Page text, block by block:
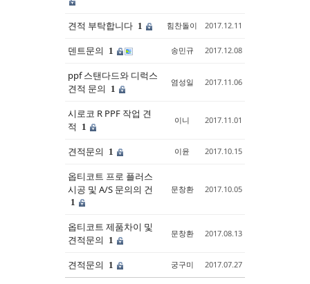
견적 부탁합니다 1 힘찬돌이 2017.12.11
덴트문의 1 송민규 2017.12.08
ppf 스탠다드와 디럭스
견적 문의
1
염성일 2017.11.06
시로코 R PPF 작업 견
적
1
이니 2017.11.01
견적문의 1 이윤 2017.10.15
옵티코트 프로 플러스
시공 및 A/S 문의의 건
1
문창환 2017.10.05
옵티코트 제품차이 및
견적문의
1
문창환 2017.08.13
견적문의 1 궁구미 2017.07.27